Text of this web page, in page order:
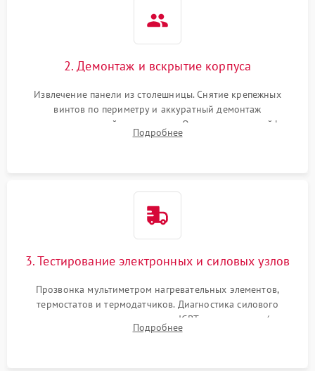
2. Демонтаж и вскрытие корпуса
Извлечение панели из столешницы. Снятие крепежных
винтов по периметру и аккуратный демонтаж
стеклокерамической поверхности. Отсоединение шлейфов
сенсорного блока для доступа к силовым платам, катушкам
Подробнее
3. Тестирование электронных и силовых узлов
Прозвонка мультиметром нагревательных элементов,
термостатов и термодатчиков. Диагностика силового
модуля, реле, диодных мостов и IGBT-транзисторов (для
индукции). Проверка кранов и газ-контроля (для газовых
Подробнее